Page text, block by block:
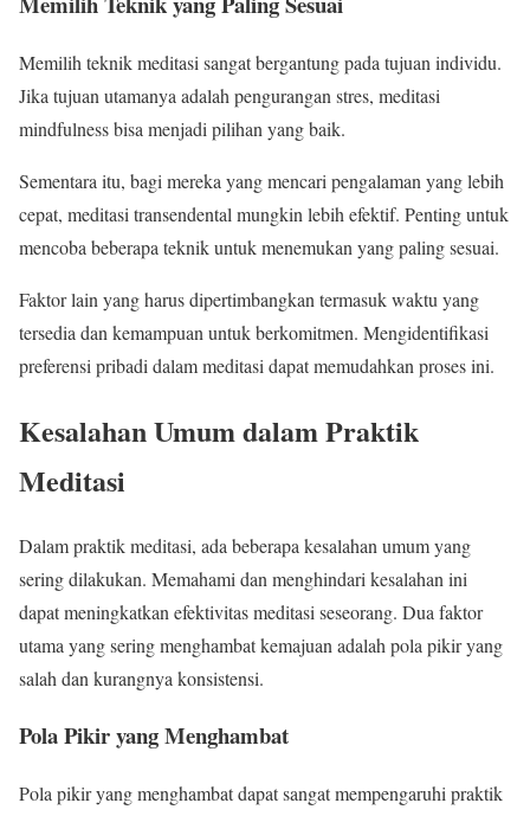
Memilih teknik meditasi sangat bergantung pada tujuan individu.
Jika tujuan utamanya adalah pengurangan stres, meditasi
mindfulness bisa menjadi pilihan yang baik.
Sementara itu, bagi mereka yang mencari pengalaman yang lebih
cepat, meditasi transendental mungkin lebih efektif. Penting untuk
mencoba beberapa teknik untuk menemukan yang paling sesuai.
Faktor lain yang harus dipertimbangkan termasuk waktu yang
tersedia dan kemampuan untuk berkomitmen. Mengidentifikasi
preferensi pribadi dalam meditasi dapat memudahkan proses ini.
Kesalahan Umum dalam Praktik
Meditasi
Dalam praktik meditasi, ada beberapa kesalahan umum yang
sering dilakukan. Memahami dan menghindari kesalahan ini
dapat meningkatkan efektivitas meditasi seseorang. Dua faktor
utama yang sering menghambat kemajuan adalah pola pikir yang
salah dan kurangnya konsistensi.
Pola Pikir yang Menghambat
Pola pikir yang menghambat dapat sangat mempengaruhi praktik